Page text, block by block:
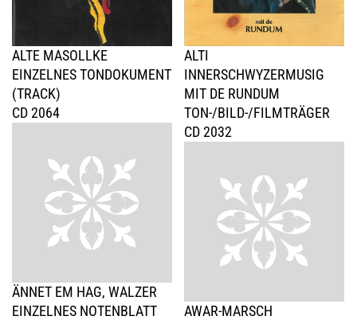
ALTE MASOLLKE
EINZELNES TONDOKUMENT
(TRACK)
CD 2064
ALTI
INNERSCHWYZERMUSIG
MIT DE RUNDUM
TON-/BILD-/FILMTRÄGER
CD 2032
ÄNNET EM HAG, WALZER
EINZELNES NOTENBLATT
AWAR-MARSCH